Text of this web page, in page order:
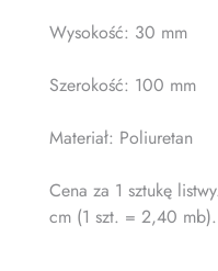
Wysokość: 30 mm
Szerokość: 100 mm
Materiał: Poliuretan
Cena za 1 sztukę
cm (1 szt. = 2,40 mb).